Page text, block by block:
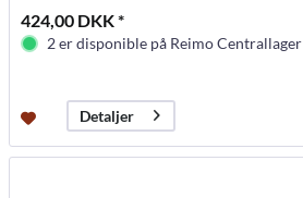
424,00 DKK *
2 er disponible på Reimo Centrallager
Detaljer